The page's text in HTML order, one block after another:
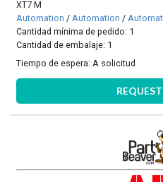
XT7 M
Automation /Automation /
Cantidad mínima de pedido: 1
Cantidad de embalaje: 1
Tiempo de espera: A solicitud